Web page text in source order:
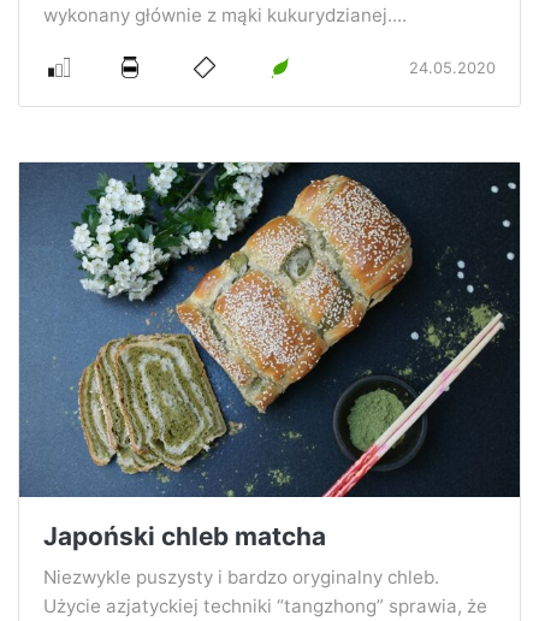
wykonany głównie z mąki kukurydzianej....
24.05.2020
Japoński chleb matcha
Niezwykle puszysty i bardzo oryginalny chleb.
Użycie azjatyckiej techniki “tangzhong” sprawia, że